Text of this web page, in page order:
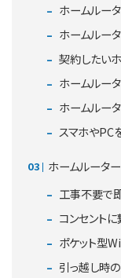
ホームルー
ホームルー
契約したい
ホームルー
ホームルー
スマホやPC
ホームルータ
工事不要で
コンセント
ポケット型
引っ越し時